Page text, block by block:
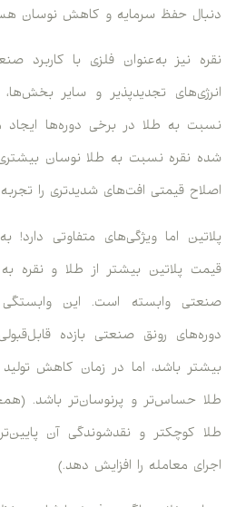
دنبال حفظ سرمایه و کاهش نوسان
نقره نیز به‌عنوان فلزی با کاربرد
انرژی‌های تجدیدپذیر و سایر
نسبت به طلا در برخی دوره‌ها ایجاد
شده نقره نسبت به طلا نوسان
اصلاح قیمتی افت‌های شدیدتری را
پلاتین اما ویژگی‌های متفاوتی دارد!
قیمت پلاتین بیشتر از طلا و نقره
صنعتی وابسته است. این
دوره‌های رونق صنعتی بازده
بیشتر باشد، اما در زمان کاهش
طلا حساس‌تر و پرنوسان‌تر باشد.
طلا کوچکتر و نقدشوندگی آن
اجرای معامله را افزایش دهد.)